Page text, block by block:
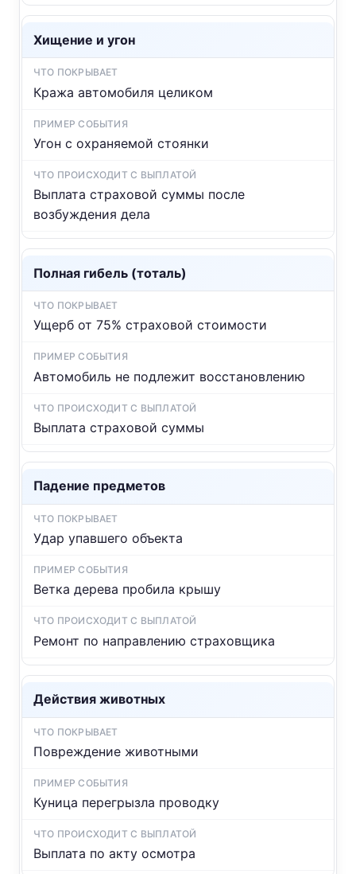
Хищение и угон
Кража автомобиля целиком
Угон с охраняемой стоянки
Выплата страховой суммы после
возбуждения дела
Полная гибель (тоталь)
Ущерб от 75% страховой стоимости
Автомобиль не подлежит восстановлению
Выплата страховой суммы
Падение предметов
Удар упавшего объекта
Ветка дерева пробила крышу
Ремонт по направлению страховщика
Действия животных
Повреждение животными
Куница перегрызла проводку
Выплата по акту осмотра